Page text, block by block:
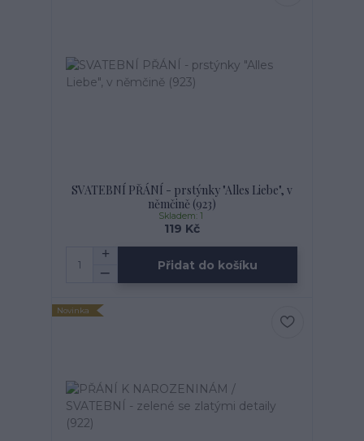
SVATEBNÍ PŘÁNÍ - prstýnky "Alles Liebe", v
němčině (923)
119 Kč
Skladem: 1
Přidat do košíku
Novinka